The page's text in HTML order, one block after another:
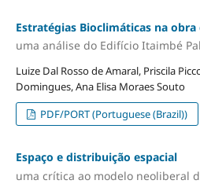
Estratégias Bioclimáticas na obra
uma análise do Edifício Itaimbé
Luize Dal Rosso de Amaral, Priscila
Domingues, Ana Elisa Moraes Souto
PDF/PORT (Portuguese (Brazil))
Espaço e distribuição espacial
uma crítica ao modelo neoliberal